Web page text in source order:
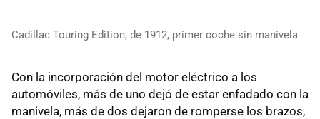
Cadillac Touring Edition, de 1912, primer coche sin manivela
Con la incorporación del motor eléctrico a los
automóviles, más de uno dejó de estar enfadado con la
manivela, más de dos dejaron de romperse los brazos,